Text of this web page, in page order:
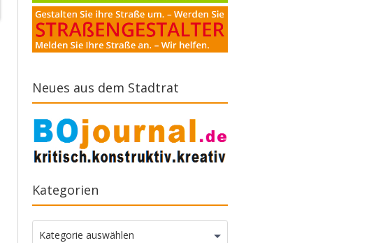
Neues aus dem Stadtrat
Kategorien
Kategorien
Kategorie auswählen